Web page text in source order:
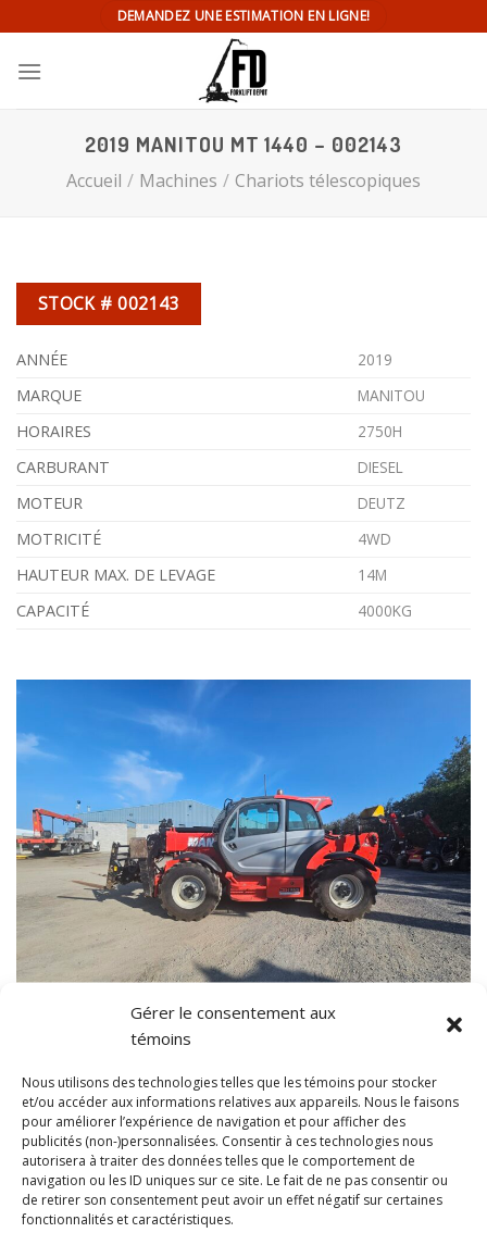
Gérer le consentement aux
témoins
Nous utilisons des technologies telles que les témoins pour stocker
et/ou accéder aux informations relatives aux appareils. Nous le faisons
pour améliorer l’expérience de navigation et pour afficher des
publicités (non-)personnalisées. Consentir à ces technologies nous
autorisera à traiter des données telles que le comportement de
navigation ou les ID uniques sur ce site. Le fait de ne pas consentir ou
de retirer son consentement peut avoir un effet négatif sur certaines
fonctionnalités et caractéristiques.
to
content
DEMANDEZ UNE ESTIMATION EN LIGNE!
2019 MANITOU MT 1440 – 002143
Accueil / Machines / Chariots télescopiques
STOCK # 002143
ANNÉE
2019
MARQUE
MANITOU
HORAIRES
2750H
CARBURANT
DIESEL
MOTEUR
DEUTZ
MOTRICITÉ
4WD
HAUTEUR MAX. DE LEVAGE
14M
CAPACITÉ
4000KG
DEMANDEZ UNE ESTIMATION
Appelez-nous!